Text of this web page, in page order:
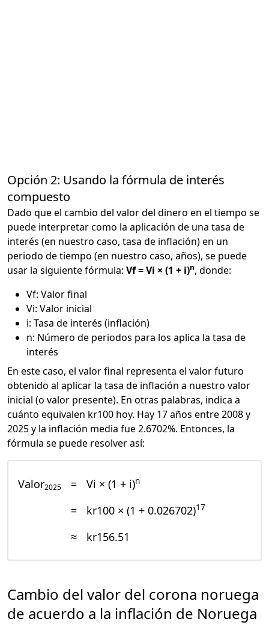
Opción 2: Usando la fórmula de interés
compuesto
Dado que el cambio del valor del dinero en el tiempo se
puede interpretar como la aplicación de una tasa de
interés (en nuestro caso, tasa de inflación) en un
periodo de tiempo (en nuestro caso, años), se puede
usar la siguiente fórmula: Vf = Vi × (1 + i)n, donde:
Vf: Valor final
Vi: Valor inicial
i: Tasa de interés (inflación)
n: Número de periodos para los aplica la tasa de
interés
En este caso, el valor final representa el valor futuro
obtenido al aplicar la tasa de inflación a nuestro valor
inicial (o valor presente). En otras palabras, indica a
cuánto equivalen kr100 hoy. Hay 17 años entre 2008 y
2025 y la inflación media fue 2.6702%. Entonces, la
fórmula se puede resolver así:
Valor2025 = Vi × (1 + i)n
= kr100 × (1 + 0.026702)17
≈ kr156.51
Cambio del valor del corona noruega
de acuerdo a la inflación de Noruega